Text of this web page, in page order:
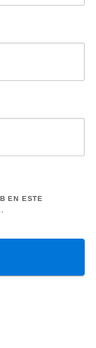
EN ESTE